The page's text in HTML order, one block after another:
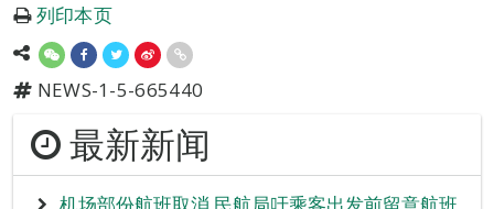
列印本页
NEWS-1-5-665440
最新新闻
机场部份航班取消 民航局吁乘客出发前留意航班